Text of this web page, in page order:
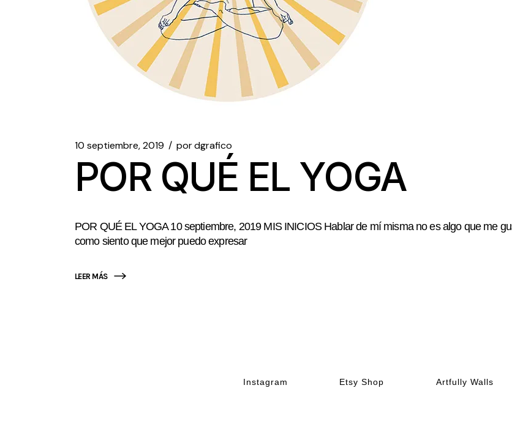
10 septiembre, 2019 pordgrafico
POR QUÉ EL YOGA
POR QUÉ EL YOGA 10 septiembre, 2019 MIS INICIOS Hablar de mí misma no es algo que me
como siento que mejor puedo expresar
LEER MÁS
Instagram Etsy Shop Artfully Walls